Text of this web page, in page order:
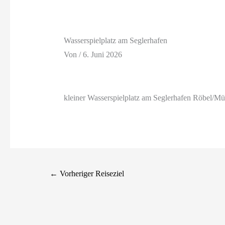
Wasserspielplatz am Seglerhafen
Von /6. Juni 2026
kleiner Wasserspielplatz am Seglerhafen Röbel/
← Vorheriger Reiseziel